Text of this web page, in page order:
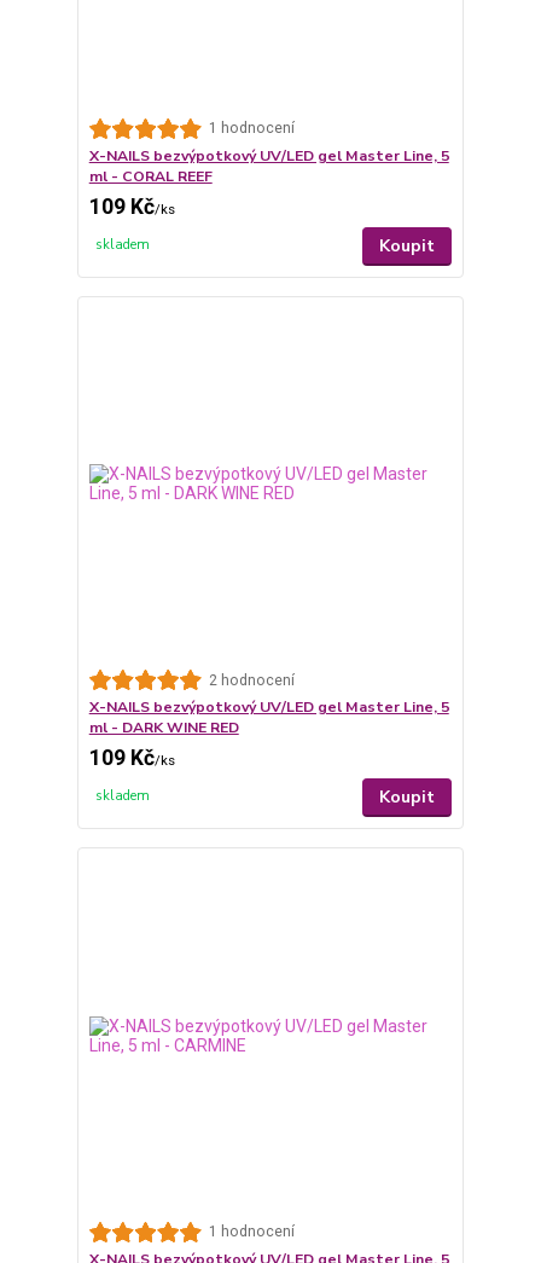
1 hodnocení
X-NAILS bezvýpotkový UV/LED gel Master Line, 5
ml - CORAL REEF
109 Kč/ks
skladem Koupit
2 hodnocení
X-NAILS bezvýpotkový UV/LED gel Master Line, 5
ml - DARK WINE RED
109 Kč/ks
skladem Koupit
1 hodnocení